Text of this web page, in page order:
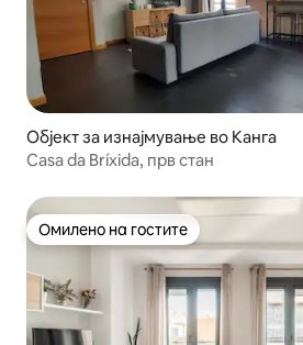
Објект за изнајмување во Канга
Casa da Bríxida, прв стан
Омилено на гостите
Омилено на гостите